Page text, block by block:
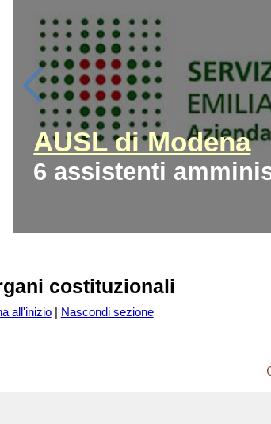
AUSL di Modena
6 assistenti
costituzionali
all'inizio| Nascondi sezione